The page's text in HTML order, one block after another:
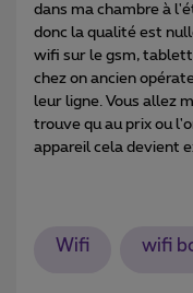
dans ma chambre à
donc la qualité est
wifi sur le gsm,
chez on ancien
leur ligne. Vous allez
trouve qu au prix ou
appareil cela devient
Wifi wifi